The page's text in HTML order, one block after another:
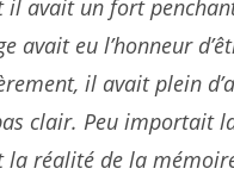
avait un fort
avait eu l’honneur
il avait plein
clair. Peu importait
la réalité de la